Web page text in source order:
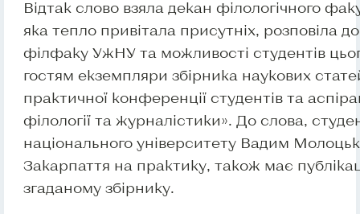
Відтак слово взяла декан філологічного
яка тепло привітала присутніх, розповіла
філфаку УжНУ та можливості студентів
гостям екземпляри збірника наукових
практичної конференції студентів та
філології та журналістики». До слова,
національного університету Вадим
Закарпаття на практику, також має
згаданому збірнику.